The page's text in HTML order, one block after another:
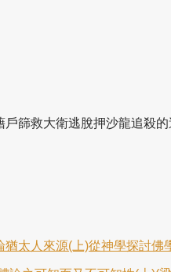
篩救大衛逃脫押沙龍追殺
太人來源(上)從神學探討佛